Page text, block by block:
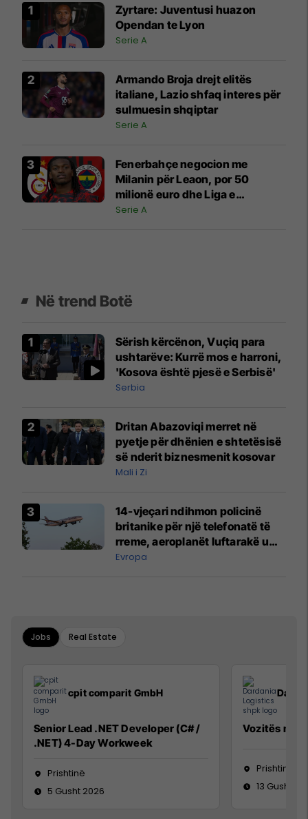
Zyrtare: Juventusi huazon
Opendan te Lyon
Serie A
Armando Broja drejt elitës
italiane, Lazio shfaq interes për
sulmuesin shqiptar
Serie A
Fenerbahçe negocion me
Milanin për Leaon, por 50
milionë euro dhe Liga e
Kampionëve vendosin gjithçka
Serie A
Në trend Botë
Sërish kërcënon, Vuçiq para
ushtarëve: Kurrë mos e harroni,
'Kosova është pjesë e Serbisë'
Serbia
Dritan Abazoviqi merret në
pyetje për dhënien e shtetësisë
së nderit biznesmenit kosovar
Mali i Zi
14-vjeçari ndihmon policinë
britanike për një telefonatë të
rreme, aeroplanët luftarakë u
ngritën në ajër për të
Evropa
Jobs Real Estate
cpit comparit GmbH
Senior Lead .NET Developer (C# /
.NET) 4-Day Workweek
Prishtinë
5 Gusht 2026
Vozitës me
Prishtinë
13 Gusht